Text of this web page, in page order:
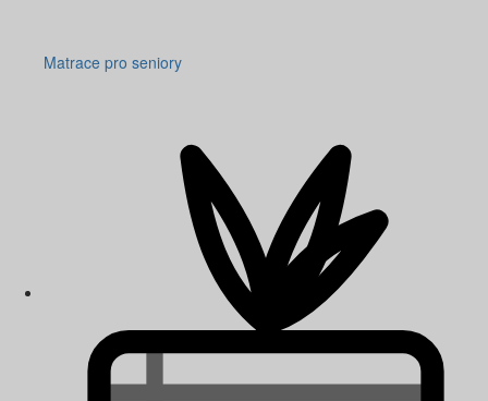
Matrace pro seniory